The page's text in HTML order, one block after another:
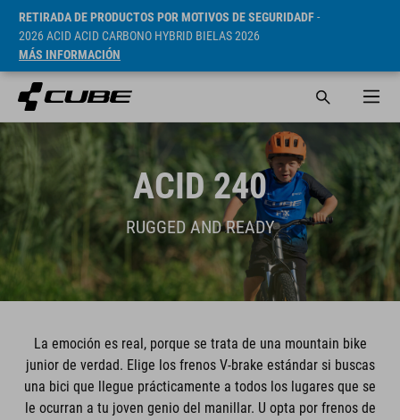
RETIRADA DE PRODUCTOS POR MOTIVOS DE SEGURIDADF-
2026 ACID ACID CARBONO HYBRID BIELAS 2026
MÁS INFORMACIÓN
ACID 240
RUGGED AND READY
La emoción es real, porque se trata de una mountain bike
junior de verdad. Elige los frenos V-brake estándar si buscas
una bici que llegue prácticamente a todos los lugares que se
le ocurran a tu joven genio del manillar. U opta por frenos de